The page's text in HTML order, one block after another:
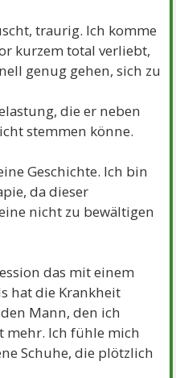
traurig. Ich komme
kurzem total verliebt,
genug gehen, sich zu
die er neben
stemmen könne.
Geschichte. Ich bin
da dieser
nicht zu bewältigen
das mit einem
hat die Krankheit
Mann, den ich
mehr. Ich fühle mich
Schuhe, die plötzlich